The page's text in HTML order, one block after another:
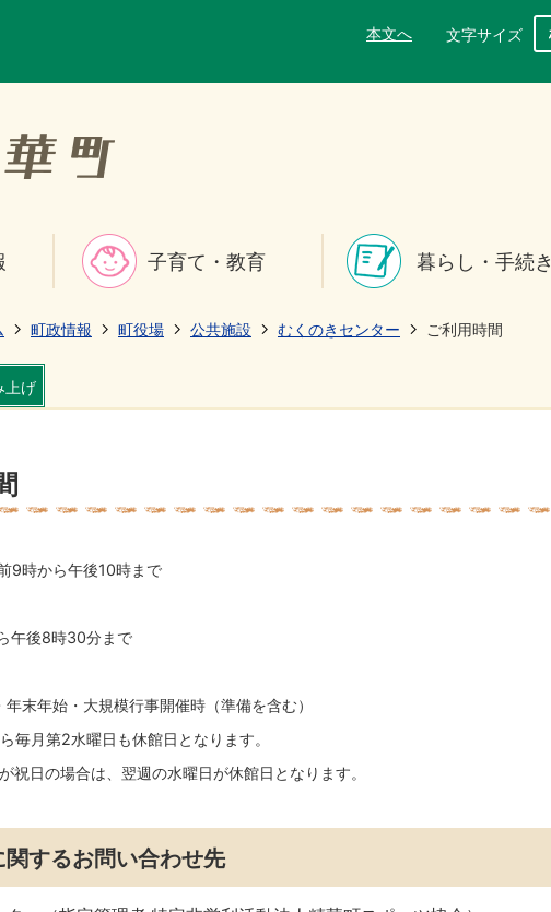
本文へ 文字サイズ
子育て・教育 暮らし・手続き
町政情報 町役場 公共施設 むくのきセンター ご利用時間
上げ
9時から午後10時まで
午後8時30分まで
末年始・大規模行事開催時（準備を含む）
毎月第2水曜日も休館日となります。
祝日の場合は、翌週の水曜日が休館日となります。
関するお問い合わせ先